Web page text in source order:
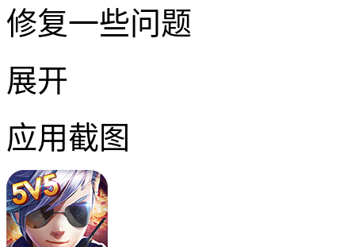
修复一些问题
展开
应用截图